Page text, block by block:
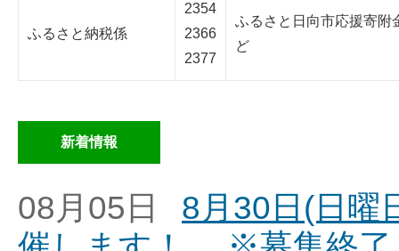
ふるさと納税係
2354
2366
2377
ふるさと日向市応援寄附
ど
新着情報
08月05日
8月30日(日曜